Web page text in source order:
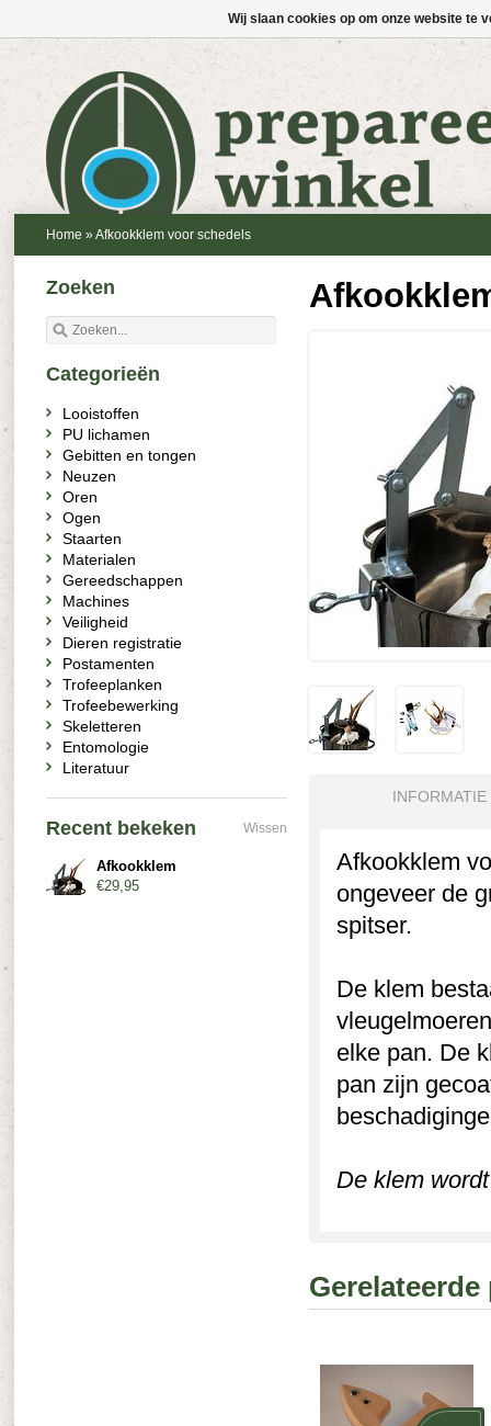
Home » Afkookklem voor schedels
INFORMATIE
Afkookklem
ongeveer de
spitser.
De klem
elke pan. De
pan zijn
De klem
Zoeken
Categorieën
Looistoffen
PU lichamen
Gebitten en tongen
Neuzen
Oren
Ogen
Staarten
Materialen
Gereedschappen
Machines
Veiligheid
Dieren registratie
Postamenten
Trofeeplanken
Trofeebewerking
Skeletteren
Entomologie
Literatuur
Recent bekeken Wissen
Afkookklem
€29,95
Wij slaan cookies op om onze website te